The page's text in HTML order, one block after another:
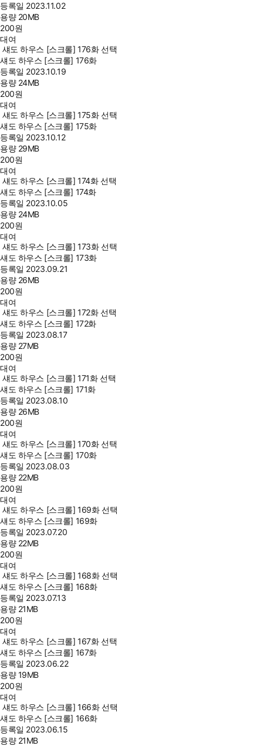
등록일 2023.11.02
용량 20MB
200원
대여
섀도 하우스 [스크롤] 176화 선택
섀도 하우스 [스크롤] 176화
등록일 2023.10.19
용량 24MB
200원
대여
섀도 하우스 [스크롤] 175화 선택
섀도 하우스 [스크롤] 175화
등록일 2023.10.12
용량 29MB
200원
대여
섀도 하우스 [스크롤] 174화 선택
섀도 하우스 [스크롤] 174화
등록일 2023.10.05
용량 24MB
200원
대여
섀도 하우스 [스크롤] 173화 선택
섀도 하우스 [스크롤] 173화
등록일 2023.09.21
용량 26MB
200원
대여
섀도 하우스 [스크롤] 172화 선택
섀도 하우스 [스크롤] 172화
등록일 2023.08.17
용량 27MB
200원
대여
섀도 하우스 [스크롤] 171화 선택
섀도 하우스 [스크롤] 171화
등록일 2023.08.10
용량 26MB
200원
대여
섀도 하우스 [스크롤] 170화 선택
섀도 하우스 [스크롤] 170화
등록일 2023.08.03
용량 22MB
200원
대여
섀도 하우스 [스크롤] 169화 선택
섀도 하우스 [스크롤] 169화
등록일 2023.07.20
용량 22MB
200원
대여
섀도 하우스 [스크롤] 168화 선택
섀도 하우스 [스크롤] 168화
등록일 2023.07.13
용량 21MB
200원
대여
섀도 하우스 [스크롤] 167화 선택
섀도 하우스 [스크롤] 167화
등록일 2023.06.22
용량19MB
200원
대여
섀도 하우스 [스크롤] 166화 선택
섀도 하우스 [스크롤] 166화
등록일 2023.06.15
용량 21MB